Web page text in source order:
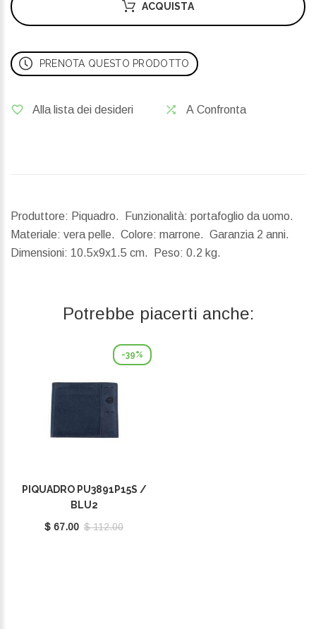
ACQUISTA
PRENOTA QUESTO PRODOTTO
Alla lista dei desideri A Confronta
Produttore: Piquadro. Funzionalità: portafoglio da uomo.
Materiale: vera pelle. Colore: marrone. Garanzia 2 anni.
Dimensioni: 10.5x9x1.5 cm. Peso: 0.2 kg.
Potrebbe piacerti anche:
-39%
PIQUADRO PU3891P15S /
BLU2
$ 67.00 $ 112.00